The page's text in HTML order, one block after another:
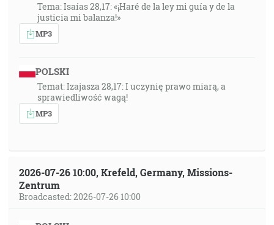
Tema: Isaías 28,17: «¡Haré de la ley mi guía y de la
justicia mi balanza!»
MP3
POLSKI
Temat: Izajasza 28,17: I uczynię prawo miarą, a
sprawiedliwość wagą!
MP3
2026-07-26 10:00, Krefeld, Germany, Missions-
Zentrum
Broadcasted: 2026-07-26 10:00